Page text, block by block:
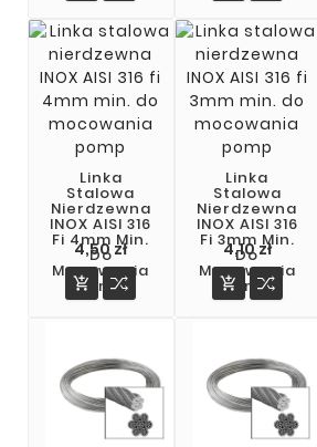
Linka
Stalowa
Nierdzewna
INOX AISI 316
Fi 4mm Min.
Do
Mocowania
Pomp
4,50 złCena

Linka
Stalowa
Nierdzewna
INOX AISI 316
Fi 3mm Min.
Do
Mocowania
Pomp
4,10 złCena
